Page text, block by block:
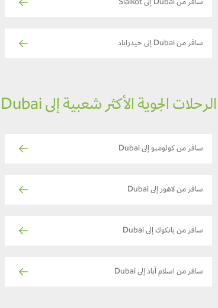
سافر من Dubai إلى Sialkot
سافر من Dubai إلى حيدراباد
الرحلات الجوية الأكثر شعبية إلى Dubai
سافر من كولومبو إلى Dubai
سافر من لاهور إلى Dubai
سافر من بانكوك إلى Dubai
سافر من اسلام آباد إلى Dubai